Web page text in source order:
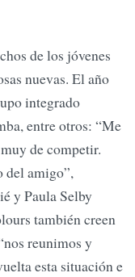
de los jóvenes
nuevas. El año
integrado
entre otros: “Me
de competir.
del amigo”,
y Paula Selby
también creen
reunimos y
esta situación e